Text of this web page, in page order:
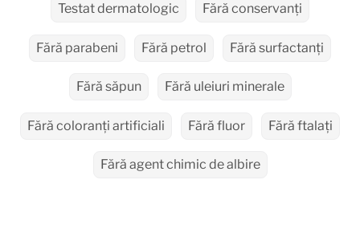
Testat dermatologic Fără conservanți
Fără parabeni Fără petrol Fără surfactanți
Fără săpun Fără uleiuri minerale
Fără coloranți artificiali Fără fluor Fără ftalați
Fără agent chimic de albire